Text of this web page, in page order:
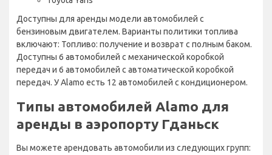
Доступны для аренды модели автомобилей с
бензиновым двигателем. Варианты политики топлива
включают: Топливо: получение и возврат с полным баком.
Доступны 6 автомобилей с механической коробкой
передач и 6 автомобилей с автоматической коробкой
передач. У Alamo есть 12 автомобилей с кондиционером.
Типы автомобилей Alamo для
аренды в аэропорту Гданьск
Вы можете арендовать автомобили из следующих групп: